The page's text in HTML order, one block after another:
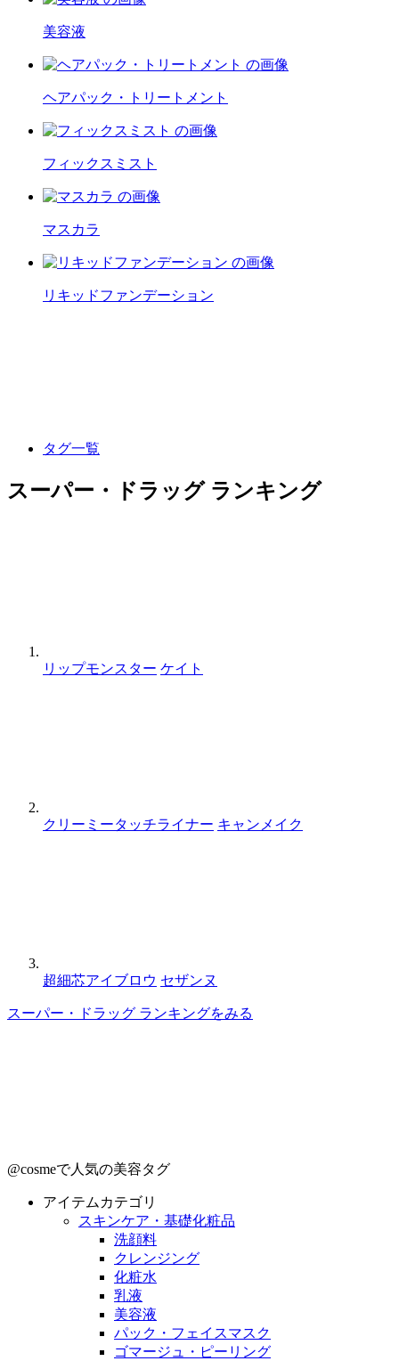
美容液
ヘアパック・トリートメント
フィックスミスト
マスカラ
リキッドファンデーション
タグ一覧
スーパー・ドラッグ ランキング
リップモンスター ケイト
クリーミータッチライナー キャンメイク
超細芯アイブロウ セザンヌ
スーパー・ドラッグ ランキングをみる
@cosmeで人気の美容タグ
アイテムカテゴリ
スキンケア・基礎化粧品
洗顔料
クレンジング
化粧水
乳液
美容液
パック・フェイスマスク
ゴマージュ・ピーリング